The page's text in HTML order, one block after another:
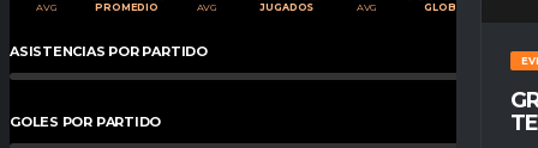
AVG
PROMEDIO
AVG
JUGADOS
AVG
GLOBAL
ASISTENCIAS POR PARTIDO 0%
GOLES POR PARTIDO 0%